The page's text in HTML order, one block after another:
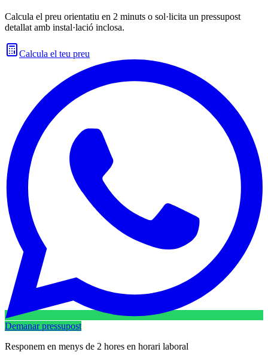
Calcula el preu orientatiu en 2 minuts o sol·licita un pressupost
detallat amb instal·lació inclosa.
Calcula el teu preu
Demanar pressupost
Responem en menys de 2 hores en horari laboral